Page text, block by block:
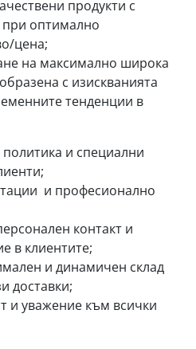
продукти с
при оптимално
цена;
на максимално широка
с изискванията
тенденции в
и специални
и професионално
контакт и
в клиентите;
и динамичен склад
доставки;
и уважение към всички